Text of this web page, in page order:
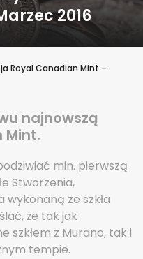
2016
Royal Canadian Mint –
najnowszą
Mint.
min. pierwszą
Stworzenia,
ze szkła
że tak jak
szkłem z Murano, tak i
tempie.